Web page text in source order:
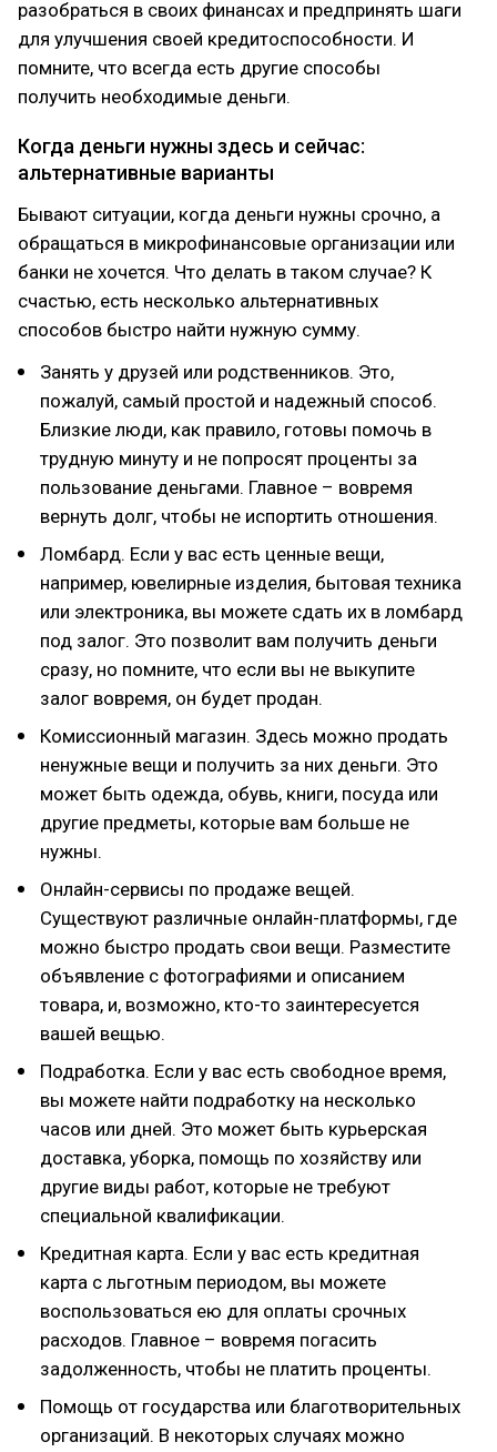
разобраться в своих финансах и предпринять шаги
для улучшения своей кредитоспособности. И
помните, что всегда есть другие способы
получить необходимые деньги.
Когда деньги нужны здесь и сейчас:
альтернативные варианты
Бывают ситуации, когда деньги нужны срочно, а
обращаться в микрофинансовые организации или
банки не хочется. Что делать в таком случае? К
счастью, есть несколько альтернативных
способов быстро найти нужную сумму.
Занять у друзей или родственников. Это,
пожалуй, самый простой и надежный способ.
Близкие люди, как правило, готовы помочь в
трудную минуту и не попросят проценты за
пользование деньгами. Главное – вовремя
вернуть долг, чтобы не испортить отношения.
Ломбард. Если у вас есть ценные вещи,
например, ювелирные изделия, бытовая техника
или электроника, вы можете сдать их в ломбард
под залог. Это позволит вам получить деньги
сразу, но помните, что если вы не выкупите
залог вовремя, он будет продан.
Комиссионный магазин. Здесь можно продать
ненужные вещи и получить за них деньги. Это
может быть одежда, обувь, книги, посуда или
другие предметы, которые вам больше не
нужны.
Онлайн-сервисы по продаже вещей.
Существуют различные онлайн-платформы, где
можно быстро продать свои вещи. Разместите
объявление с фотографиями и описанием
товара, и, возможно, кто-то заинтересуется
вашей вещью.
Подработка. Если у вас есть свободное время,
вы можете найти подработку на несколько
часов или дней. Это может быть курьерская
доставка, уборка, помощь по хозяйству или
другие виды работ, которые не требуют
специальной квалификации.
Кредитная карта. Если у вас есть кредитная
карта с льготным периодом, вы можете
воспользоваться ею для оплаты срочных
расходов. Главное – вовремя погасить
задолженность, чтобы не платить проценты.
Помощь от государства или благотворительных
организаций. В некоторых случаях можно